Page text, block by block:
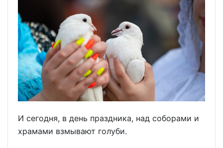
И сегодня, в день праздника, над соборами и
храмами взмывают голуби.